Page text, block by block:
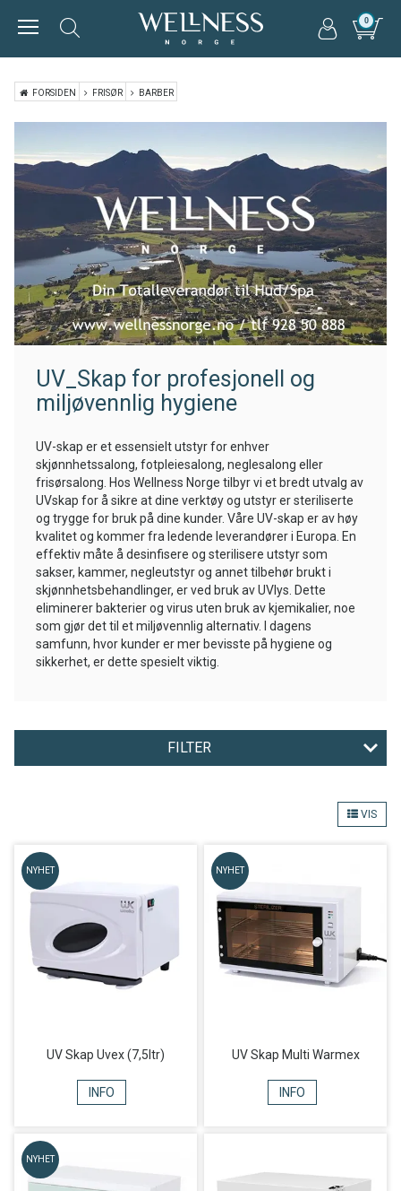
0
FORSIDEN FRISØR BARBER
UV_Skap for profesjonell og
miljøvennlig hygiene
UV-skap er et essensielt utstyr for enhver
skjønnhetssalong, fotpleiesalong, neglesalong eller
frisørsalong. Hos Wellness Norge tilbyr vi et bredt utvalg av
UVskap for å sikre at dine verktøy og utstyr er steriliserte
og trygge for bruk på dine kunder. Våre UV-skap er av høy
kvalitet og kommer fra ledende leverandører i Europa. En
effektiv måte å desinfisere og sterilisere utstyr som
sakser, kammer, negleutstyr og annet tilbehør brukt i
skjønnhetsbehandlinger, er ved bruk av UVlys. Dette
eliminerer bakterier og virus uten bruk av kjemikalier, noe
som gjør det til et miljøvennlig alternativ. I dagens
samfunn, hvor kunder er mer bevisste på hygiene og
sikkerhet, er dette spesielt viktig.
FILTER
VIS
NYHET
UV Skap Uvex (7,5ltr)
INFO
NYHET
UV Skap Multi Warmex
INFO
NYHET